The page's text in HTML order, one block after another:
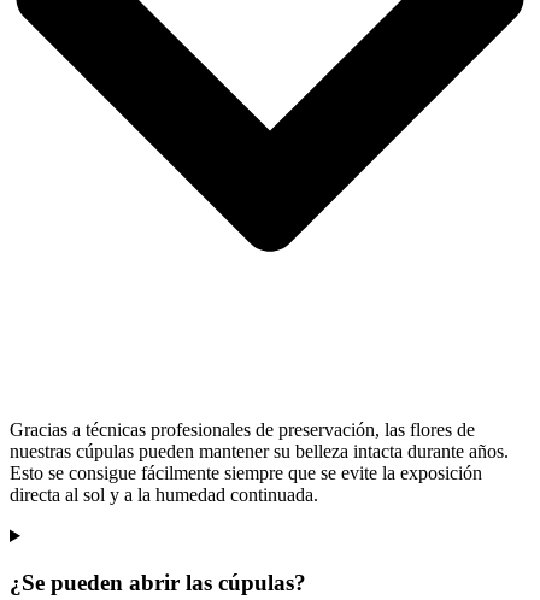
Gracias a técnicas profesionales de preservación, las flores de
nuestras cúpulas pueden mantener su belleza intacta durante años.
Esto se consigue fácilmente siempre que se evite la exposición
directa al sol y a la humedad continuada.
¿Se pueden abrir las cúpulas?